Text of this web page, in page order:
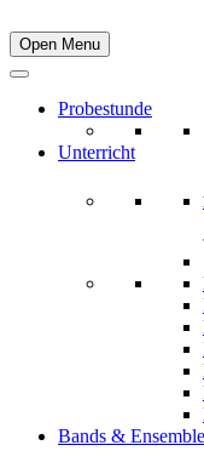
Open Menu
Probestunde
Unterricht
Bands &